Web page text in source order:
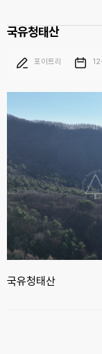
국유청태산
포이트리
국유청태산